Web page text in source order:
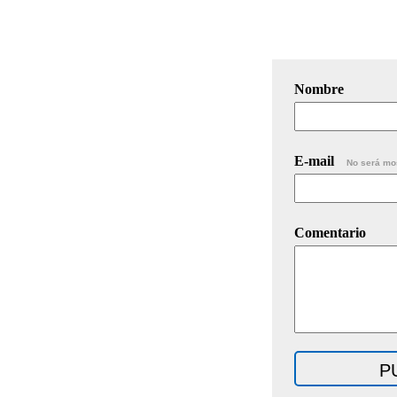
Nombre
E-mail No será
Comentario